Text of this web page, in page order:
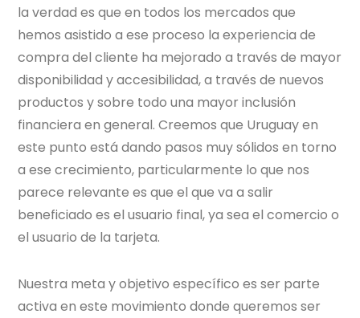
la verdad es que en todos los mercados que
hemos asistido a ese proceso la experiencia de
compra del cliente ha mejorado a través de mayor
disponibilidad y accesibilidad, a través de nuevos
productos y sobre todo una mayor inclusión
financiera en general. Creemos que Uruguay en
este punto está dando pasos muy sólidos en torno
a ese crecimiento, particularmente lo que nos
parece relevante es que el que va a salir
beneficiado es el usuario final, ya sea el comercio o
el usuario de la tarjeta.
Nuestra meta y objetivo específico es ser parte
activa en este movimiento donde queremos ser